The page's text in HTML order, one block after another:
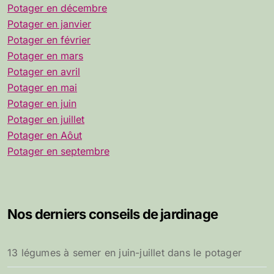
Potager en décembre
Potager en janvier
Potager en février
Potager en mars
Potager en avril
Potager en mai
Potager en juin
Potager en juillet
Potager en Aôut
Potager en septembre
Nos derniers conseils de jardinage
13 légumes à semer en juin-juillet dans le potager